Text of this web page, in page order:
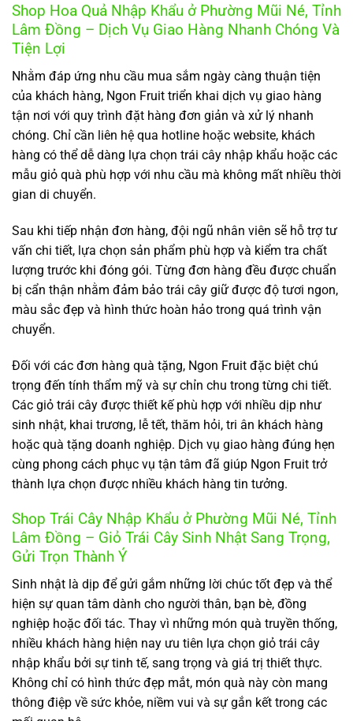
Shop Hoa Quả Nhập Khẩu ở Phường Mũi Né, Tỉnh
Lâm Đồng – Dịch Vụ Giao Hàng Nhanh Chóng Và
Tiện Lợi
Nhằm đáp ứng nhu cầu mua sắm ngày càng thuận tiện
của khách hàng, Ngon Fruit triển khai dịch vụ giao hàng
tận nơi với quy trình đặt hàng đơn giản và xử lý nhanh
chóng. Chỉ cần liên hệ qua hotline hoặc website, khách
hàng có thể dễ dàng lựa chọn trái cây nhập khẩu hoặc các
mẫu giỏ quà phù hợp với nhu cầu mà không mất nhiều thời
gian di chuyển.
Sau khi tiếp nhận đơn hàng, đội ngũ nhân viên sẽ hỗ trợ tư
vấn chi tiết, lựa chọn sản phẩm phù hợp và kiểm tra chất
lượng trước khi đóng gói. Từng đơn hàng đều được chuẩn
bị cẩn thận nhằm đảm bảo trái cây giữ được độ tươi ngon,
màu sắc đẹp và hình thức hoàn hảo trong quá trình vận
chuyển.
Đối với các đơn hàng quà tặng, Ngon Fruit đặc biệt chú
trọng đến tính thẩm mỹ và sự chỉn chu trong từng chi tiết.
Các giỏ trái cây được thiết kế phù hợp với nhiều dịp như
sinh nhật, khai trương, lễ tết, thăm hỏi, tri ân khách hàng
hoặc quà tặng doanh nghiệp. Dịch vụ giao hàng đúng hẹn
cùng phong cách phục vụ tận tâm đã giúp Ngon Fruit trở
thành lựa chọn được nhiều khách hàng tin tưởng.
Shop Trái Cây Nhập Khẩu ở Phường Mũi Né, Tỉnh
Lâm Đồng – Giỏ Trái Cây Sinh Nhật Sang Trọng,
Gửi Trọn Thành Ý
Sinh nhật là dịp để gửi gắm những lời chúc tốt đẹp và thể
hiện sự quan tâm dành cho người thân, bạn bè, đồng
nghiệp hoặc đối tác. Thay vì những món quà truyền thống,
nhiều khách hàng hiện nay ưu tiên lựa chọn giỏ trái cây
nhập khẩu bởi sự tinh tế, sang trọng và giá trị thiết thực.
Không chỉ có hình thức đẹp mắt, món quà này còn mang
thông điệp về sức khỏe, niềm vui và sự gắn kết trong các